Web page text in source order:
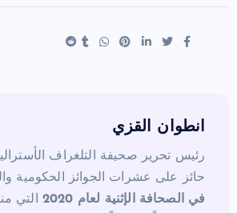
b
k
t
انطوان القزي
رئيس تحرير صحيفة التلغراف الأسترالية
حائز على عشرات الجوائز الحكومية
في الصحافة الإثنية لعام 2020
التي